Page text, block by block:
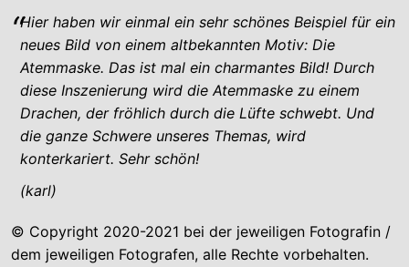
Hier haben wir einmal ein sehr schönes Beispiel für ein
neues Bild von einem altbekannten Motiv: Die
Atemmaske. Das ist mal ein charmantes Bild! Durch
diese Inszenierung wird die Atemmaske zu einem
Drachen, der fröhlich durch die Lüfte schwebt. Und
die ganze Schwere unseres Themas, wird
konterkariert. Sehr schön!
(karl)
© Copyright 2020-2021 bei der jeweiligen Fotografin /
dem jeweiligen Fotografen, alle Rechte vorbehalten.